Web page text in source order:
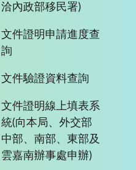
洽內政部移民署)
文件證明申請進度查
詢
文件驗證資料查詢
文件證明線上填表系
統(向本局、外交部
中部、南部、東部及
雲嘉南辦事處申辦)